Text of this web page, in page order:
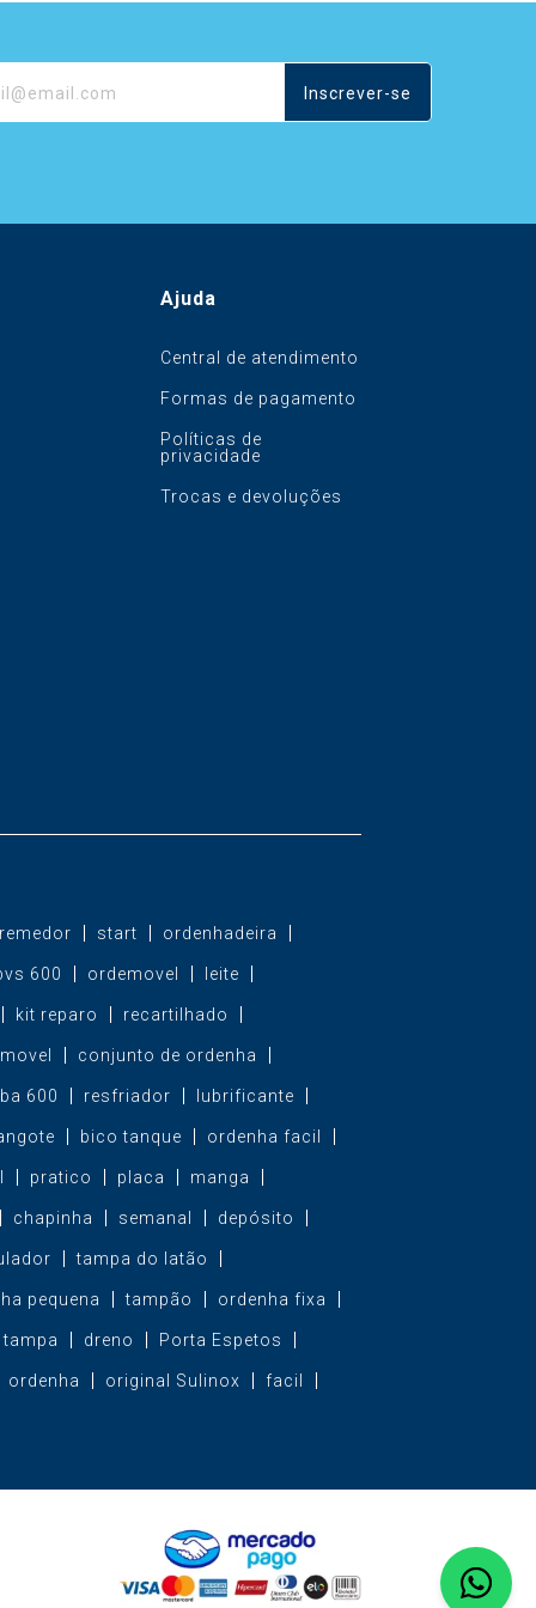
Inscrever-se
Ajuda
Central de atendimento
Formas de pagamento
Políticas de
privacidade
Trocas e devoluções
start ordenhadeira
600 ordemovel leite
kit reparo recartilhado
conjunto de ordenha
600 resfriador lubrificante
bico tanque ordenha facil
pratico placa manga
chapinha semanal depósito
tampa do latão
pequena tampão ordenha fixa
tampa dreno Porta Espetos
ordenha original Sulinox facil